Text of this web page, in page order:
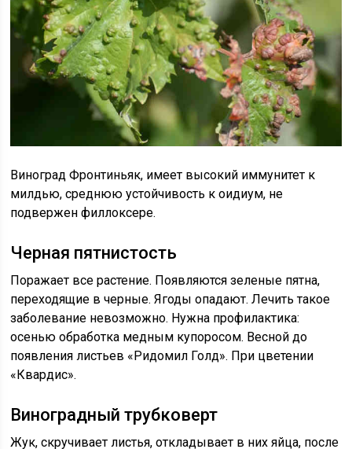
Виноград Фронтиньяк, имеет высокий иммунитет к
милдью, среднюю устойчивость к оидиум, не
подвержен филлоксере.
Черная пятнистость
Поражает все растение. Появляются зеленые пятна,
переходящие в черные. Ягоды опадают. Лечить такое
заболевание невозможно. Нужна профилактика:
осенью обработка медным купоросом. Весной до
появления листьев «Ридомил Голд». При цветении
«Квардис».
Виноградный трубковерт
Жук, скручивает листья, откладывает в них яйца, после